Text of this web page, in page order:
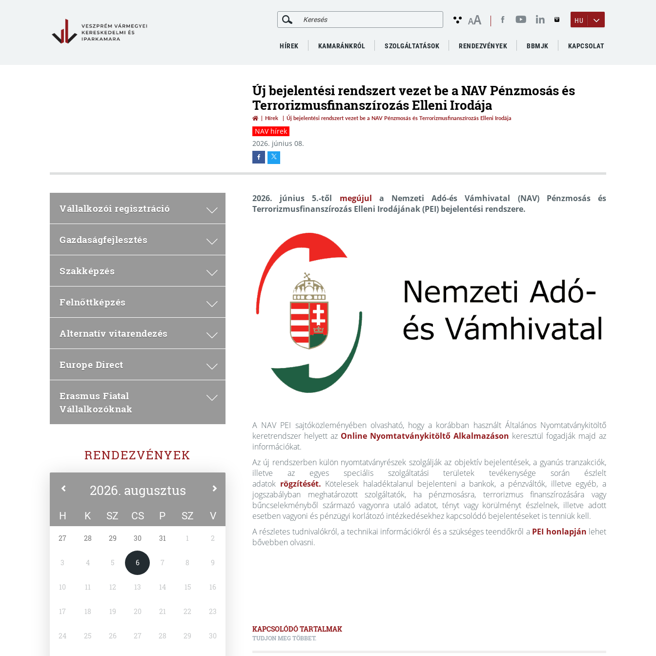
AA HU
HÍREK KAMARÁNKRÓL SZOLGÁLTATÁSOK RENDEZVÉNYEK BBMJK KAPCSOLAT
Új bejelentési rendszert vezet be a NAV Pénzmosás és
Terrorizmusfinanszírozás Elleni Irodája
Hírek Új bejelentési rendszert vezet be a NAV Pénzmosás és Terrorizmusfinanszírozás Elleni Irodája
NAV hírek
2026. június 08.
Vállalkozói regisztráció
Gazdaságfejlesztés
Szakképzés
Felnőttképzés
Alternatív vitarendezés
Europe Direct
Erasmus Fiatal
Vállalkozóknak
RENDEZVÉNYEK
2026. augusztus
H K SZ CS P SZ V
27 28 29 30 31 1 2
3 4 5 6 7 8 9
10 11 12 13 14 15 16
17 18 19 20 21 22 23
24 25 26 27 28 29 30
2026. június 5.-től megújul a Nemzeti Adó-és Vámhivatal (NAV) Pénzmosás és
Terrorizmusfinanszírozás Elleni Irodájának (PEI) bejelentési rendszere.
A NAV PEI sajtóközleményében olvasható, hogy a korábban használt Általános Nyomtatványkitöltő
keretrendszer helyett az Online Nyomtatványkitöltő Alkalmazáson keresztül fogadják majd az
információkat.
Az új rendszerben külön nyomtatványrészek szolgálják az objektív bejelentések, a gyanús tranzakciók,
illetve az egyes speciális szolgáltatási területek tevékenysége során észlelt
adatok rögzítését. Kötelesek haladéktalanul bejelenteni a bankok, a pénzváltók, illetve egyéb, a
jogszabályban meghatározott szolgáltatók, ha pénzmosásra, terrorizmus finanszírozására vagy
bűncselekményből származó vagyonra utaló adatot, tényt vagy körülményt észlelnek, illetve adott
esetben vagyoni és pénzügyi korlátozó intézkedésekhez kapcsolódó bejelentéseket is tenniük kell.
A részletes tudnivalókról, a technikai információkról és a szükséges teendőkről a PEI honlapján lehet
bővebben olvasni.
KAPCSOLÓDÓ TARTALMAK
TUDJON MEG TÖBBET.